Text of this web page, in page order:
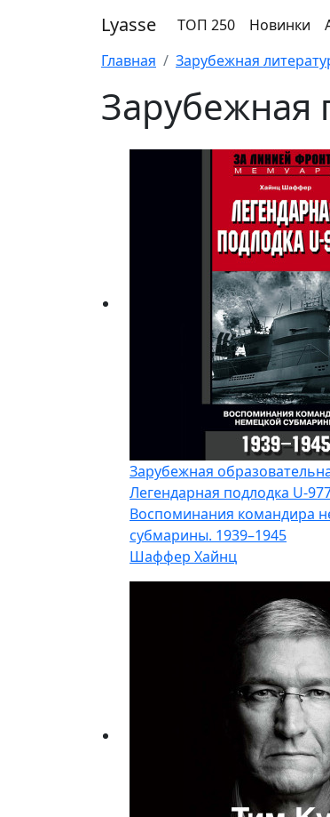
Lyasse ТОП 250 Новинки
Главная
Зарубежная
Зарубежная
Зарубежная
Легендарная подлодка U-
Воспоминания командира
субмарины. 1939–1945
Шаффер Хайнц